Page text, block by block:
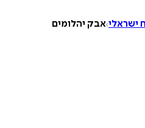
ישראלי אבק יהלומים